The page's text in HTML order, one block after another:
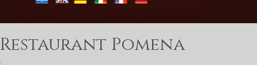
Restaurant Pomena